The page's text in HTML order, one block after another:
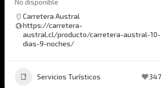
Carretera Austral
https://carretera-
austral.cl/producto/carretera-austral-10-
dias-9-noches/
Servicios Turísticos 347